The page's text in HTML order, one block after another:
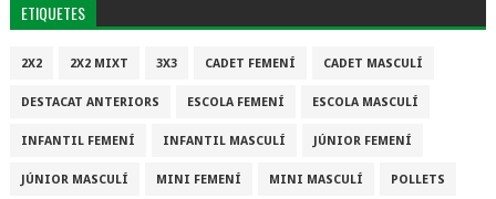
ETIQUETES
2X2 2X2 MIXT 3X3 CADET FEMENÍ CADET MASCULÍ
DESTACAT ANTERIORS ESCOLA FEMENÍ ESCOLA MASCULÍ
INFANTIL FEMENÍ INFANTIL MASCULÍ JÚNIOR FEMENÍ
JÚNIOR MASCULÍ MINI FEMENÍ MINI MASCULÍ POLLETS